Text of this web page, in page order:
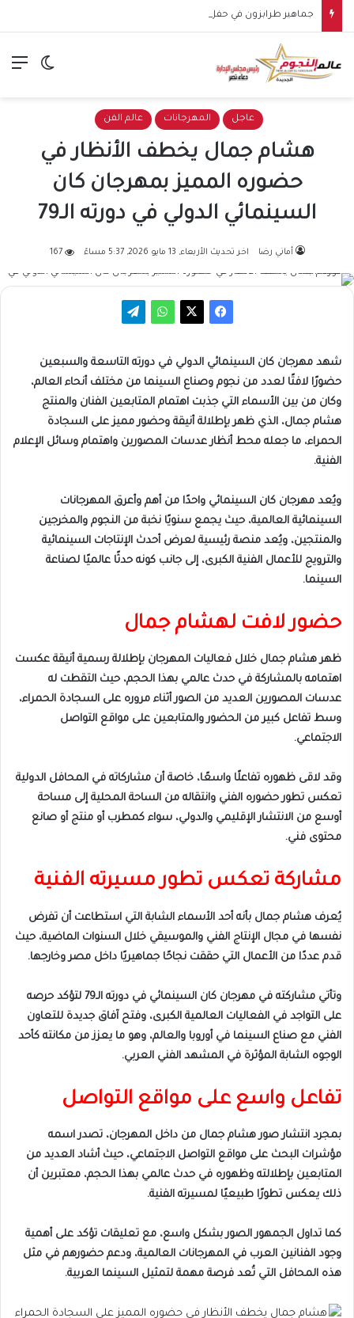
الوضع
عاجل المهرجانات عالم الفن
هشام جمال يخطف الأنظار في
حضوره المميز بمهرجان كان
السينمائي الدولي في دورته الـ79
أماني رضا اخر تحديث الأربعاء, 13 مايو 2026, 5:37 مساءً 167
شهد مهرجان كان السينمائي الدولي في دورته التاسعة والسبعين
حضورًا لافتًا لعدد من نجوم وصناع السينما من مختلف أنحاء العالم،
وكان من بين الأسماء التي جذبت اهتمام المتابعين الفنان والمنتج
هشام جمال، الذي ظهر بإطلالة أنيقة وحضور مميز على السجادة
الحمراء، ما جعله محط أنظار عدسات المصورين واهتمام وسائل الإعلام
الفنية.
ويُعد مهرجان كان السينمائي واحدًا من أهم وأعرق المهرجانات
السينمائية العالمية، حيث يجمع سنويًا نخبة من النجوم والمخرجين
والمنتجين، ويُعد منصة رئيسية لعرض أحدث الإنتاجات السينمائية
والترويج للأعمال الفنية الكبرى، إلى جانب كونه حدثًا عالميًا لصناعة
السينما.
حضور لافت لهشام جمال
ظهر هشام جمال خلال فعاليات المهرجان بإطلالة رسمية أنيقة عكست
اهتمامه بالمشاركة في حدث عالمي بهذا الحجم، حيث التقطت له
عدسات المصورين العديد من الصور أثناء مروره على السجادة الحمراء،
وسط تفاعل كبير من الحضور والمتابعين على مواقع التواصل
الاجتماعي.
وقد لاقى ظهوره تفاعلًا واسعًا، خاصة أن مشاركاته في المحافل الدولية
تعكس تطور حضوره الفني وانتقاله من الساحة المحلية إلى مساحة
أوسع من الانتشار الإقليمي والدولي، سواء كمطرب أو منتج أو صانع
محتوى فني.
مشاركة تعكس تطور مسيرته الفنية
يُعرف هشام جمال بأنه أحد الأسماء الشابة التي استطاعت أن تفرض
نفسها في مجال الإنتاج الفني والموسيقي خلال السنوات الماضية، حيث
قدم عددًا من الأعمال التي حققت نجاحًا جماهيريًا داخل مصر وخارجها.
وتأتي مشاركته في مهرجان كان السينمائي في دورته الـ79 لتؤكد حرصه
على التواجد في الفعاليات العالمية الكبرى، وفتح آفاق جديدة للتعاون
الفني مع صناع السينما في أوروبا والعالم، وهو ما يعزز من مكانته كأحد
الوجوه الشابة المؤثرة في المشهد الفني العربي.
تفاعل واسع على مواقع التواصل
بمجرد انتشار صور هشام جمال من داخل المهرجان، تصدر اسمه
مؤشرات البحث على مواقع التواصل الاجتماعي، حيث أشاد العديد من
المتابعين بإطلالته وظهوره في حدث عالمي بهذا الحجم، معتبرين أن
ذلك يعكس تطورًا طبيعيًا لمسيرته الفنية.
كما تداول الجمهور الصور بشكل واسع، مع تعليقات تؤكد على أهمية
وجود الفنانين العرب في المهرجانات العالمية، ودعم حضورهم في مثل
هذه المحافل التي تُعد فرصة مهمة لتمثيل السينما العربية.